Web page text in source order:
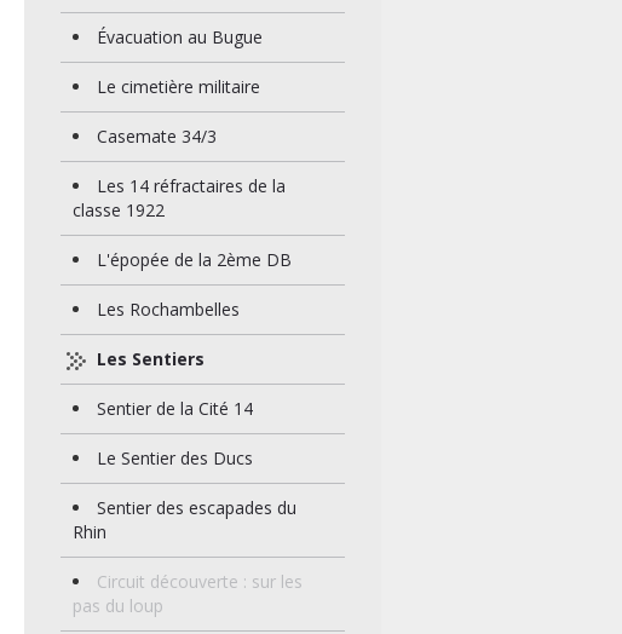
Évacuation au Bugue
Le cimetière militaire
Casemate 34/3
Les 14 réfractaires de la
classe 1922
L'épopée de la 2ème DB
Les Rochambelles
Les Sentiers
Sentier de la Cité 14
Le Sentier des Ducs
Sentier des escapades du
Rhin
Circuit découverte : sur les
pas du loup